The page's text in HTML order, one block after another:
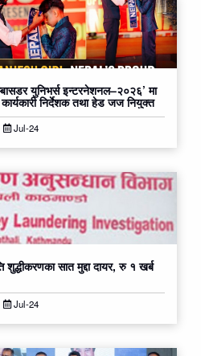
युनिभर्स इन्टरनेशनल–२०२६’ मा
निर्देशक तथा हेड जज नियुक्त
Jul-24
शुद्धीकरणका सात मुद्दा दायर, रु १ खर्ब
Jul-24